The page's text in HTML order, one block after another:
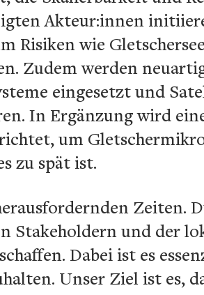
Akteur:innen
Risiken wie
Zudem werden
eingesetzt und
In Ergänzung wird
um
zu spät ist.
Zeiten.
Stakeholdern und der
Dabei ist es
Unser Ziel ist es,